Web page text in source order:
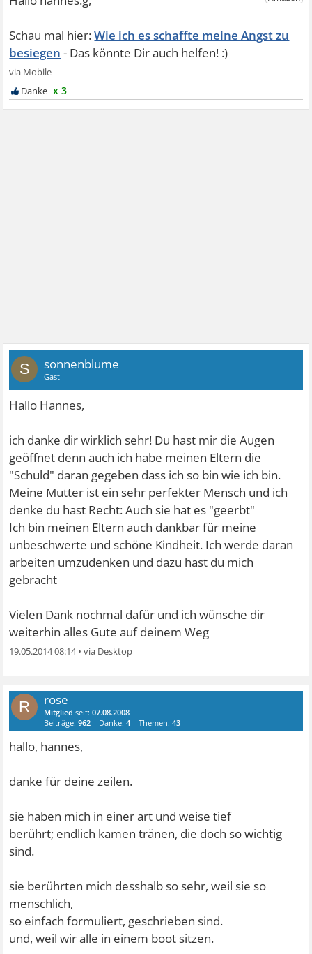
Wie ich es schaffte meine Angst zu
besiegen
x 3
S sonnenblume
Gast
Hallo Hannes,
ich danke dir wirklich sehr! Du hast mir die Augen
geöffnet denn auch ich habe meinen Eltern die
"Schuld" daran gegeben dass ich so bin wie ich bin.
Meine Mutter ist ein sehr perfekter Mensch und ich
denke du hast Recht: Auch sie hat es "geerbt"
Ich bin meinen Eltern auch dankbar für meine
unbeschwerte und schöne Kindheit. Ich werde daran
arbeiten umzudenken und dazu hast du mich
gebracht
Vielen Dank nochmal dafür und ich wünsche dir
weiterhin alles Gute auf deinem Weg
19.05.2014 08:14•
R rose
Mitglied seit:07.08.2008
Beiträge:962 Danke:4 Themen:43
hallo, hannes,
danke für deine zeilen.
sie haben mich in einer art und weise tief
berührt; endlich kamen tränen, die doch so wichtig
sind.
sie berührten mich desshalb so sehr, weil sie so
menschlich,
so einfach formuliert, geschrieben sind.
und, weil wir alle in einem boot sitzen.